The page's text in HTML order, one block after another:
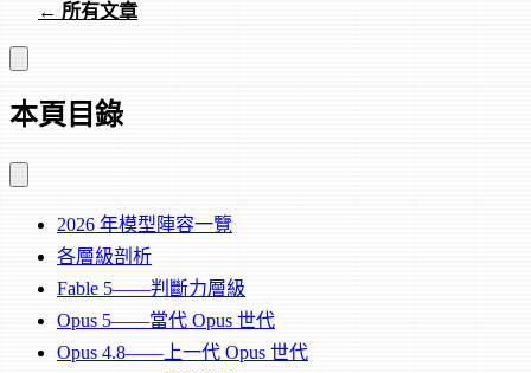
← 所有文章
本頁目錄
2026 年模型陣容一覽
各層級剖析
Fable 5——判斷力層級
Opus 5——當代 Opus 世代
Opus 4.8——上一代 Opus 世代